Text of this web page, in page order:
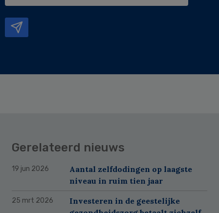
Gerelateerd nieuws
19 jun 2026
Aantal zelfdodingen op laagste
niveau in ruim tien jaar
25 mrt 2026
Investeren in de geestelijke